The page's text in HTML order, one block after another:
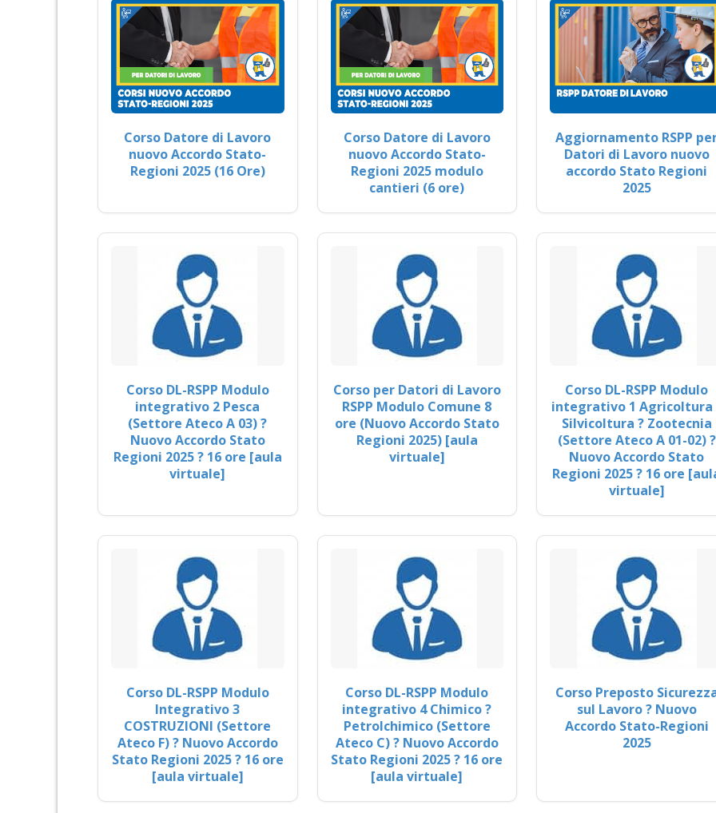
Corso Datore di Lavoro
nuovo Accordo Stato-
Regioni 2025 (16 Ore)
Corso Datore di Lavoro
nuovo Accordo Stato-
Regioni 2025 modulo
cantieri (6 ore)
Aggiornamento RSPP
Datori di Lavoro nuovo
accordo Stato Regioni
2025
Corso DL-RSPP Modulo
integrativo 2 Pesca
(Settore Ateco A 03) ?
Nuovo Accordo Stato
Regioni 2025 ? 16 ore [aula
virtuale]
Corso per Datori di Lavoro
RSPP Modulo Comune 8
ore (Nuovo Accordo Stato
Regioni 2025) [aula
virtuale]
Corso DL-RSPP Modulo
integrativo 1 Agricoltura
Silvicoltura ? Zootecnia
(Settore Ateco A 01-02) ?
Nuovo Accordo Stato
Regioni 2025 ? 16 ore
virtuale]
Corso DL-RSPP Modulo
Integrativo 3
COSTRUZIONI (Settore
Ateco F) ? Nuovo Accordo
Stato Regioni 2025 ? 16 ore
[aula virtuale]
Corso DL-RSPP Modulo
integrativo 4 Chimico ?
Petrolchimico (Settore
Ateco C) ? Nuovo Accordo
Stato Regioni 2025 ? 16 ore
[aula virtuale]
Corso Preposto
sul Lavoro ? Nuovo
Accordo Stato-Regioni
2025